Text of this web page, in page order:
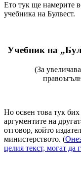
Ето тук ще намерите
учебника на Булвест.
Учебник на
(За
Но освен това тук бих
аргументите на
отговор, който
министерството. (
целия текст, могат да